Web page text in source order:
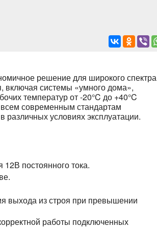
решение для широкого спектра
системы «умного дома»,
температур от -20°C до +40°C
всем современным стандартам
различных условиях эксплуатации.
постоянного тока.
выхода из строя при превышении
работы подключенных